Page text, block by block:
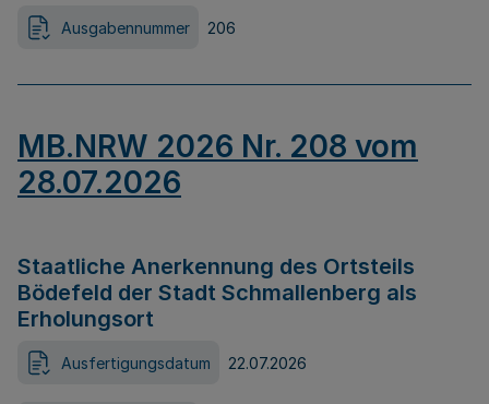
Ausgabennummer 206
MB.NRW 2026 Nr. 208 vom
28.07.2026
Staatliche Anerkennung des Ortsteils
Bödefeld der Stadt Schmallenberg als
Erholungsort
Ausfertigungsdatum 22.07.2026